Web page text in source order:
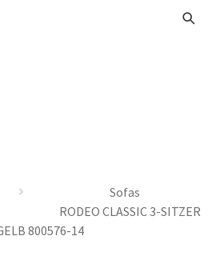
Sofas
RODEO CLASSIC 3-SITZER
800576-14